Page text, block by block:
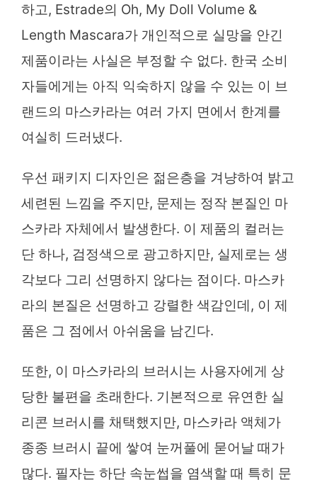
하고, Estrade의 Oh, My Doll Volume &
Length Mascara가 개인적으로 실망을 안긴
제품이라는 사실은 부정할 수 없다. 한국 소비
자들에게는 아직 익숙하지 않을 수 있는 이 브
랜드의 마스카라는 여러 가지 면에서 한계를
여실히 드러냈다.
우선 패키지 디자인은 젊은층을 겨냥하여 밝고
세련된 느낌을 주지만, 문제는 정작 본질인 마
스카라 자체에서 발생한다. 이 제품의 컬러는
단 하나, 검정색으로 광고하지만, 실제로는 생
각보다 그리 선명하지 않다는 점이다. 마스카
라의 본질은 선명하고 강렬한 색감인데, 이 제
품은 그 점에서 아쉬움을 남긴다.
또한, 이 마스카라의 브러시는 사용자에게 상
당한 불편을 초래한다. 기본적으로 유연한 실
리콘 브러시를 채택했지만, 마스카라 액체가
종종 브러시 끝에 쌓여 눈꺼풀에 묻어날 때가
많다. 필자는 하단 속눈썹을 염색할 때 특히 문